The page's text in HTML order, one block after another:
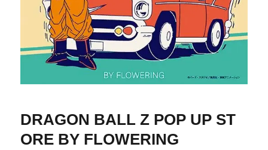
DRAGON BALL Z POP UP ST
ORE BY FLOWERING